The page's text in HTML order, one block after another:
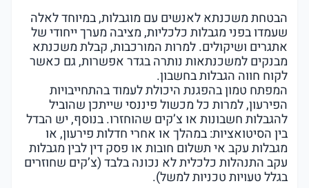
הבטחת משכנתא לאנשים עם מוגבלות, במיוחד לאלה
שעמדו בפני מגבלות כלכליות, מציבה מערך ייחודי של
אתגרים ושיקולים. למרות המורכבות, קבלת משכנתא
מבנקים למשכנתאות נותרה בגדר אפשרות, גם כאשר
לקוח חווה הגבלות בחשבון.
המפתח טמון בהפגנת היכולת לעמוד בהתחייבויות
הפירעון, למרות כל מכשול פיננסי שייתכן שהוביל
להגבלות חשבונות או צ’קים שהוחזרו. בנוסף, יש הבדל
בין הסיטואציות: במהלך או אחרי חדלות פירעון, או
מגבלות עקב אי תשלום חובות או פסק דין לבין מגבלות
עקב התנהלות כלכלית לא נכונה בלבד (צ’קים שחוזרים
בגלל טעויות טכניות למשל).